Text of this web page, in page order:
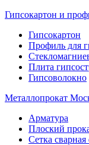
Гипсокартон и
Гипсокартон
Профиль для
Плита
Гипсоволокно
Металлопрокат
Арматура
Плоский
Сетка